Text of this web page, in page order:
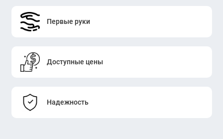
Первые руки
Доступные цены
Надежность